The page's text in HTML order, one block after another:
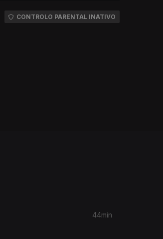
CONTROLO PARENTAL INATIVO
44min